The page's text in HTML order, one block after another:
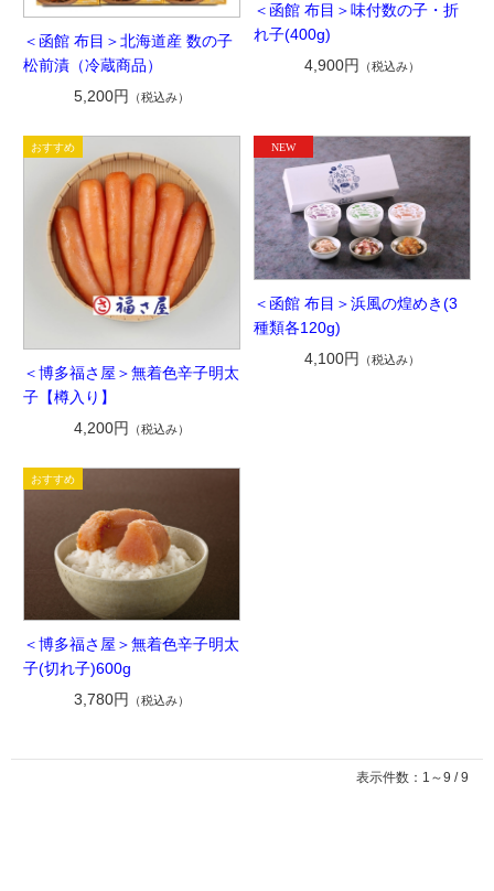
＜函館 布目＞北海道産 数の子
松前漬（冷蔵商品）
5,200円
（税込み）
＜函館 布目＞味付数の子・折
れ子(400g)
4,900円
（税込み）
＜博多福さ屋＞無着色辛子明太
子【樽入り】
4,200円
（税込み）
＜函館 布目＞浜風の煌めき(3
種類各120g)
4,100円
（税込み）
＜博多福さ屋＞無着色辛子明太
子(切れ子)600g
3,780円 （税込み）
表示件数：1～9 / 9